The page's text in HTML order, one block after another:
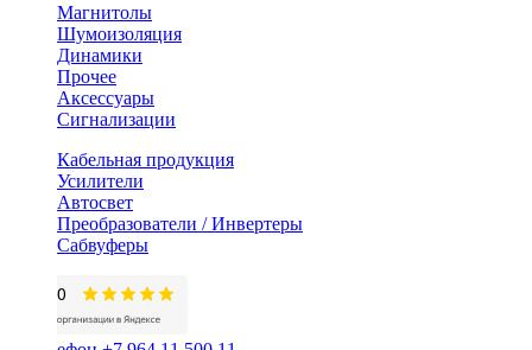
Магнитолы
Шумоизоляция
Динамики
Прочее
Аксессуары
Сигнализации
Кабельная продукция
Усилители
Автосвет
Преобразователи / Инвертеры
Сабвуферы